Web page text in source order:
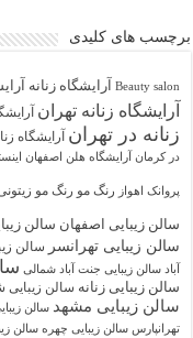
برچسب های کلیدی
Beauty salon آرايشگاه زنانه
آرایشگاه زنانه تهران
زنانه در تهران آرایشگاه
در کرمان آرایشگاه هلن اصفهان
پروانک اهواز رنگ مو رنگ مو
سالن زیبایی اصفهان سالن
سالن زیبایی تهرانسر سالن
آباد سالن زیبایی جنت آباد شمالی
سالن زیبایی زنانه سالن زیبایی
سالن زیبایی مشهد سالن
تهرانپارس سالن زیبایی چهره سالن